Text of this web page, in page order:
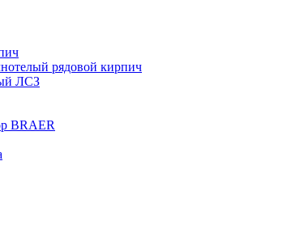
рядовой кирпич
ЛСЗ
BRAER